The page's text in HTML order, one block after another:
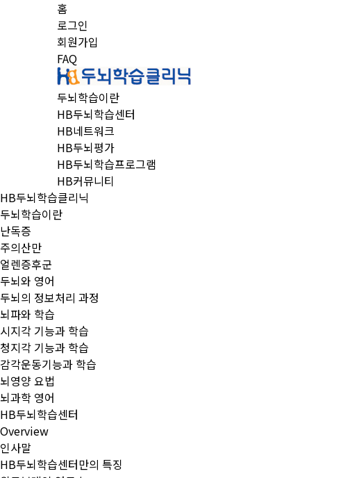
홈
로그인
회원가입
FAQ
두뇌학습이란
HB두뇌학습센터
HB네트워크
HB두뇌평가
HB두뇌학습프로그램
HB커뮤니티
HB두뇌학습클리닉
두뇌학습이란
난독증
주의산만
얼렌증후군
두뇌와 영어
두뇌의 정보처리 과정
뇌파와 학습
시지각 기능과 학습
청지각 기능과 학습
감각운동기능과 학습
뇌영양 요법
뇌과학 영어
HB두뇌학습센터
Overview
인사말
HB두뇌학습센터만의 특징